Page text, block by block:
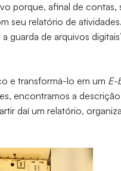
porque, afinal de contas,
seu relatório de
guarda de arquivos
e transformá-lo em um E-
encontramos a
daí um relatório,